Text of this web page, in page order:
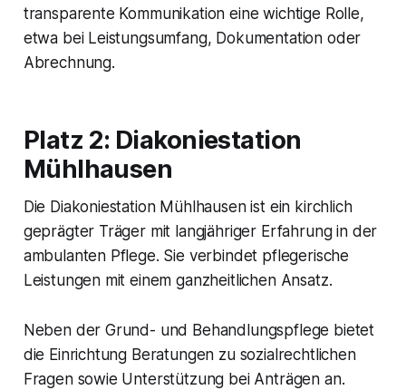
transparente Kommunikation eine wichtige Rolle,
etwa bei Leistungsumfang, Dokumentation oder
Abrechnung.
Platz 2: Diakoniestation
Mühlhausen
Die Diakoniestation Mühlhausen ist ein kirchlich
geprägter Träger mit langjähriger Erfahrung in der
ambulanten Pflege. Sie verbindet pflegerische
Leistungen mit einem ganzheitlichen Ansatz.
Neben der Grund- und Behandlungspflege bietet
die Einrichtung Beratungen zu sozialrechtlichen
Fragen sowie Unterstützung bei Anträgen an.